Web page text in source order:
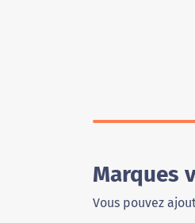
Marques
Vous pouvez